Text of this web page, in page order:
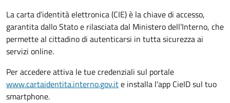
La carta d’identità elettronica (CIE) è la chiave di accesso,
garantita dallo Stato e rilasciata dal Ministero dell’Interno, che
permette al cittadino di autenticarsi in tutta sicurezza ai
servizi online.
Per accedere attiva le tue credenziali sul portale
www.cartaidentita.interno.gov.ite installa l'app CieID sul tuo
smartphone.